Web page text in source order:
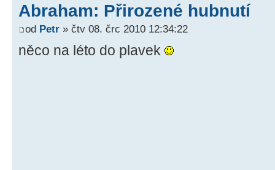
Abraham: Přirozené hubnutí
od Petr » čtv 08. črc 2010 12:34:22
něco na léto do plavek